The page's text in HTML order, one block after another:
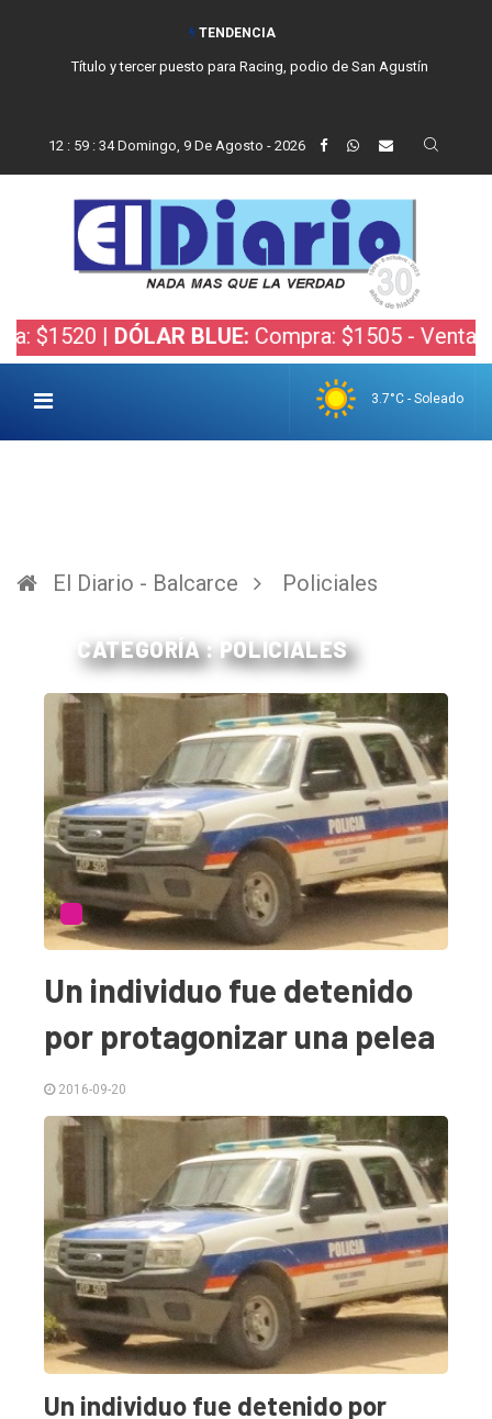
TENDENCIA
San Cayetano, el trabajo y una nueva etapa para la comunidad católica
12 : 59 : 35 Domingo, 9 De Agosto - 2026
|DÓLAR BLUE:Compra: $1505 - Venta: $1525 |
3.7°C - Soleado
El
único
DIARIO
El Diario - Balcarce Policiales
CATEGORÍA : POLICIALES
Un individuo fue detenido
por protagonizar una pelea
2016-09-20
Un individuo fue detenido por